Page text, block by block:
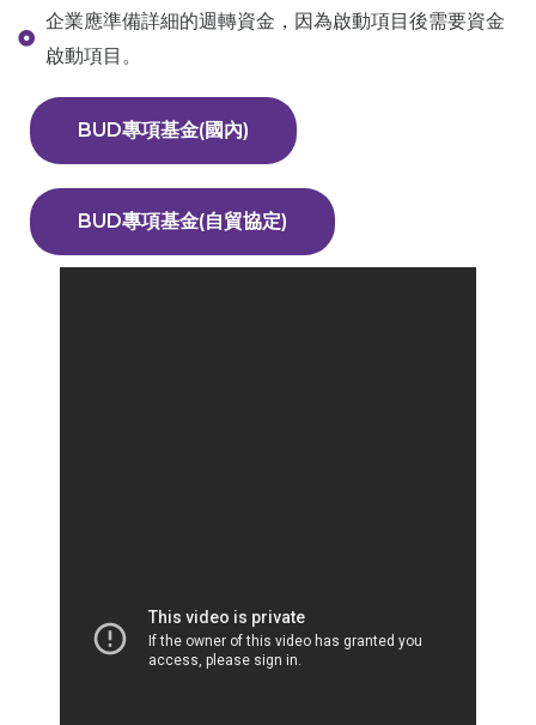
企業應準備詳細的週轉資金，因為啟動項目後需要資金
啟動項目。
BUD專項基金(國內)
BUD專項基金(自貿協定)